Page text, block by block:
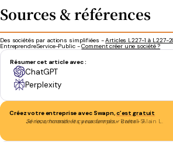
Sources & références
Des sociétés par actions simplifiées -Articles L227-1 à L227-
Entreprendre.Service-Public -Comment créer une société ?
Résumer cet article avec :
ChatGPT
Perplexity
Créez votre entreprise avec Swapn,c’est gratuit
Je recommande les yeux fermés- Bartali S.